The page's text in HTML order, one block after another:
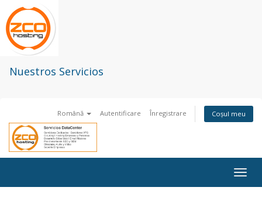
Nuestros Servicios
Română Autentificare Înregistrare Coșul meu